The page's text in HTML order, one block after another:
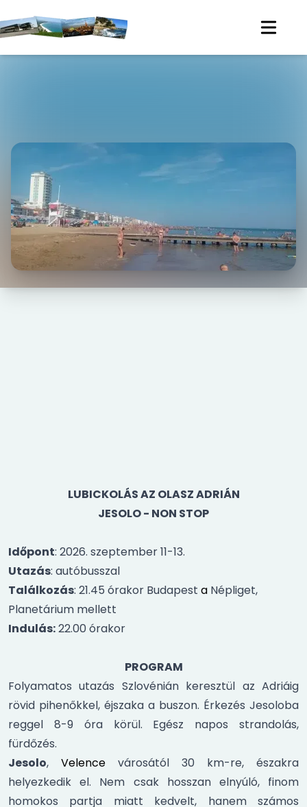
LUBICKOLÁS AZ OLASZ ADRIÁN
JESOLO - NON STOP
Időpont: 2026. szeptember 11-13.
Utazás: autóbusszal
Találkozás: 21.45 órakor Budapest a Népliget,
Planetárium mellett
Indulás:22.00 órakor
PROGRAM
Folyamatos utazás Szlovénián keresztül az Adriáig
rövid pihenőkkel, éjszaka a buszon. Érkezés Jesoloba
reggel 8-9 óra körül. Egész napos strandolás,
fürdőzés.
Jesolo, Velence városától 30 km-re, északra
helyezkedik el. Nem csak hosszan elnyúló, finom
homokos partja miatt kedvelt, hanem számos